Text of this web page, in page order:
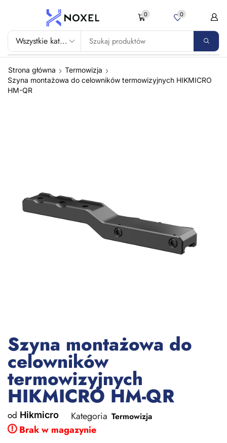
0 0
Strona główna
Termowizja
Szyna montażowa do celowników termowizyjnych HIKMICRO
HM-QR
Szyna montażowa do
celowników
termowizyjnych
HIKMICRO HM-QR
od Hikmicro Kategoria Termowizja
Brak w magazynie